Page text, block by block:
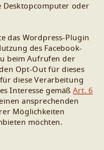
Desktopcomputer oder
das Wordpress-Plugin
des Facebook-
beim Aufrufen der
Opt-Out für dieses
diese Verarbeitung
Interesse gemäßArt. 6
ansprechenden
Möglichkeiten
möchten.